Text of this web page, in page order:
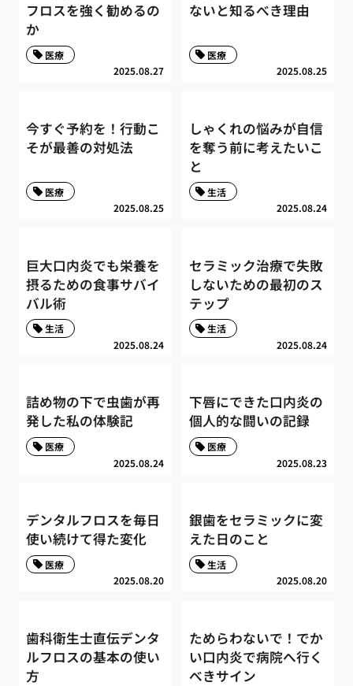
フロスを強く勧めるの
か
2025.08.27
医療
ないと知るべき理由
2025.08.25
医療
今すぐ予約を！行動こ
そが最善の対処法
2025.08.25
医療
しゃくれの悩みが自信
を奪う前に考えたいこ
と
2025.08.24
生活
巨大口内炎でも栄養を
摂るための食事サバイ
バル術
2025.08.24
生活
セラミック治療で失敗
しないための最初のス
テップ
2025.08.24
生活
詰め物の下で虫歯が再
発した私の体験記
2025.08.24
医療
下唇にできた口内炎の
個人的な闘いの記録
2025.08.23
医療
デンタルフロスを毎日
使い続けて得た変化
2025.08.20
医療
銀歯をセラミックに変
えた日のこと
2025.08.20
生活
歯科衛生士直伝デンタ
ルフロスの基本の使い
方
ためらわないで！でか
い口内炎で病院へ行く
べきサイン